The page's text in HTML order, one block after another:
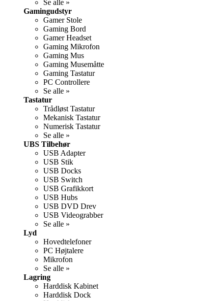
Se alle »
Gamingudstyr
Gamer Stole
Gaming Bord
Gamer Headset
Gaming Mikrofon
Gaming Mus
Gaming Musemåtte
Gaming Tastatur
PC Controllere
Se alle »
Tastatur
Trådløst Tastatur
Mekanisk Tastatur
Numerisk Tastatur
Se alle »
UBS Tilbehør
USB Adapter
USB Stik
USB Docks
USB Switch
USB Grafikkort
USB Hubs
USB DVD Drev
USB Videograbber
Se alle »
Lyd
Hovedtelefoner
PC Højtalere
Mikrofon
Se alle »
Lagring
Harddisk Kabinet
Harddisk Dock